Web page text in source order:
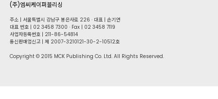
(주)엠씨케이퍼블리싱
주소 | 서울특별시 강남구 봉은사로 226 · 대표 | 손기연
대표 번호 | 02 34​58 7300 · Fax | 02 34​58 7119
사업자등록번호 | 211-86-5​4814
통신판매업신고 | 제 2007-3210121-30-2-10512호
Copyright © 2015 MCK Publishing Co. Ltd. All Rights Reserved.